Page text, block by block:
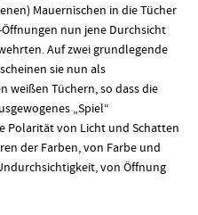
Mauernischen in die Tücher
nun jene Durchsicht
Auf zwei grundlegende
sie nun als
weißen Tüchern, so dass die
„Spiel“
Polarität von Licht und Schatten
der Farben, von Farbe und
von Öffnung